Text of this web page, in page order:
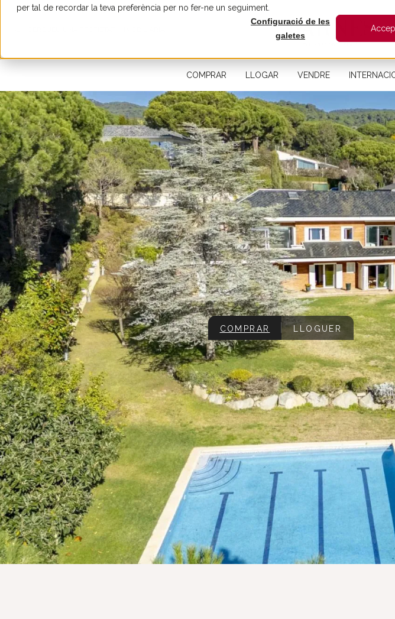
per tal de recordar la teva preferència per no fer-ne un seguiment.
Configuració de les
galetes
COMPRAR LLOGAR VENDRE
COMPRAR LLOGUER